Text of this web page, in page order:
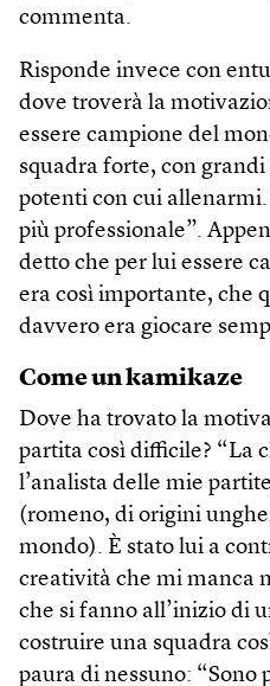
commenta.
Risponde invece con
dove troverà la
essere campione del
squadra forte, con
potenti con cui
più professionale”.
detto che per lui essere
era così importante, che
davvero era giocare
Come un kamikaze
Dove ha trovato la
partita così difficile? “La
l’analista delle mie
(romeno, di origini
mondo). È stato lui a
creatività che mi manca
che si fanno all’inizio di
costruire una squadra
paura di nessuno: “Sono